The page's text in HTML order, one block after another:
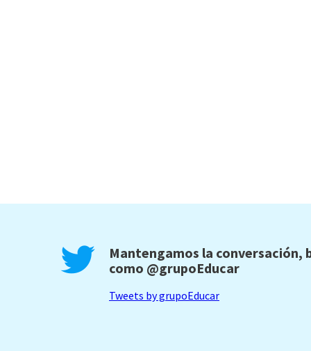
Mantengamos la
como @grupoEducar
Tweets by grupoEducar